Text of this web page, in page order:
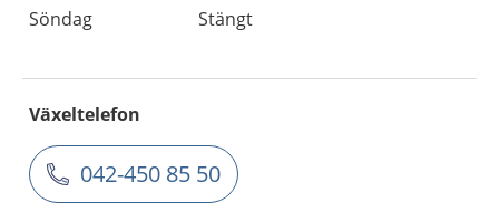
Söndag
Stängt
Växeltelefon
042-450 85 50